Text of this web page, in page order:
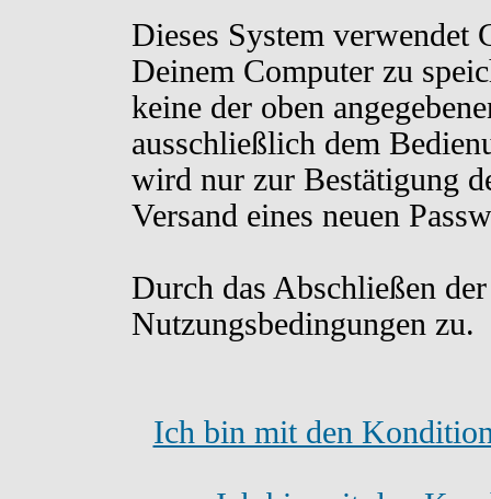
Dieses System verwendet
Deinem Computer zu
keine der oben
ausschließlich dem
wird nur zur Bestätigung
Versand eines neuen
Durch das Abschließen
Nutzungsbedingungen zu.
Ich bin mit den